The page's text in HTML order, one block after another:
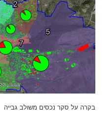
בקרה על סקר נכסים משולב גבייה